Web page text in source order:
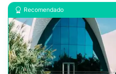
Recomendado